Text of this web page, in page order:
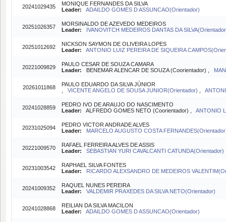
20241029435
MONIQUE FERNANDES DA SILVA
Leader:
ADAILDO GOMES D ASSUNCAO(Orientador)
20251026357
MORSINALDO DE AZEVEDO MEDEIROS
Leader:
IVANOVITCH MEDEIROS DANTAS DA
20251012692
NICKSON SAYMON DE OLIVEIRA LOPES
Leader:
ANTONIO LUIZ PEREIRA DE SIQUEIRA
20221009829
PAULO CESAR DE SOUZA CAMARA
Leader: BENEMAR ALENCAR DE SOUZA (Coorientador) ,
20261011868
PAULO EDUARDO DA SILVA JÚNIOR
VICENTE ANGELO DE SOUSA JUNIOR(Orientador)
20241028859
PEDRO IVO DE ARAUJO DO NASCIMENTO
Leader: ALFREDO GOMES NETO (Coorientador) , ANTONIO
20231025094
PEDRO VICTOR ANDRADE ALVES
Leader:
MARCELO AUGUSTO COSTA
20221009570
RAFAEL FERREIRA ALVES DE ASSIS
Leader:
SEBASTIAN YURI CAVALCANTI CATUNDA(Orientador)
20231003542
RAPHAEL SILVA FONTES
Leader:
RICARDO ALEXSANDRO DE MEDEIROS
20241009352
RAQUEL NUNES PEREIRA
Leader:
VALDEMIR PRAXEDES DA SILVA NETO(Orientador)
20241028868
REILIAN DA SILVA MACILON
Leader:
ADAILDO GOMES D ASSUNCAO(Orientador)